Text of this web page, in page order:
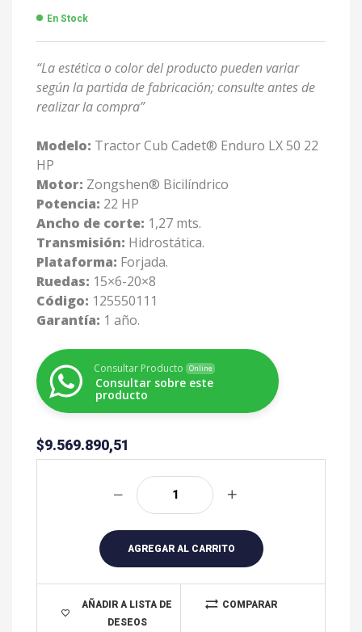
En Stock
“La estética o color del producto pueden variar
según la partida de fabricación; consulte antes de
realizar la compra”
Modelo: Tractor Cub Cadet® Enduro LX 50 22
HP
Motor: Zongshen® Bicilíndrico
Potencia: 22 HP
Ancho de corte: 1,27 mts.
Transmisión: Hidrostática.
Plataforma: Forjada.
Ruedas: 15×6-20×8
Código: 125550111
Garantía: 1 año.
Consultar Producto Online
Consultar sobre este
producto
$9.569.890,51
AGREGAR AL CARRITO
AÑADIR A LISTA DE
DESEOS
COMPARAR
e
r
n
a